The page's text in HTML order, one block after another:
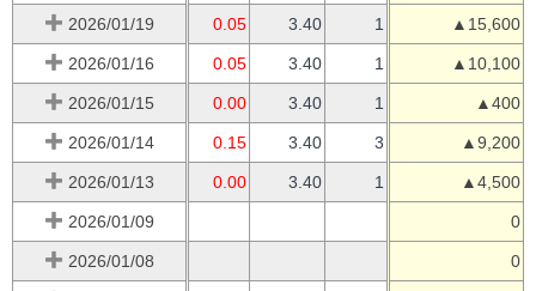
2026/01/19 0.05 3.40 1 ▲15,600
2026/01/16 0.05 3.40 1 ▲10,100
2026/01/15 0.00 3.40 1 ▲400
2026/01/14 0.15 3.40 3 ▲9,200
2026/01/13 0.00 3.40 1 ▲4,500
2026/01/09 0
2026/01/08 0